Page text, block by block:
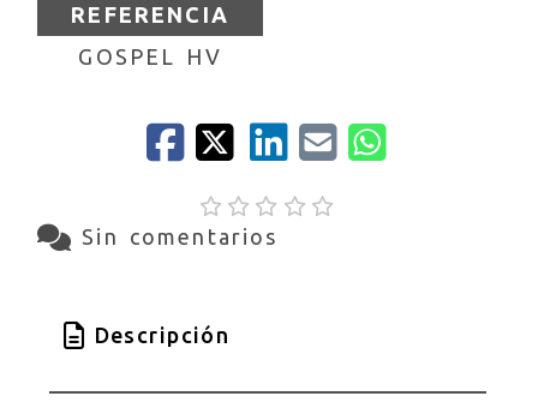
REFERENCIA
GOSPEL HV
Sin comentarios
Descripción